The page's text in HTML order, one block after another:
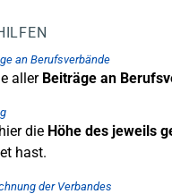
an Berufsverbände
aller Beiträge an
die Höhe des jeweils
hast.
der Verbandes